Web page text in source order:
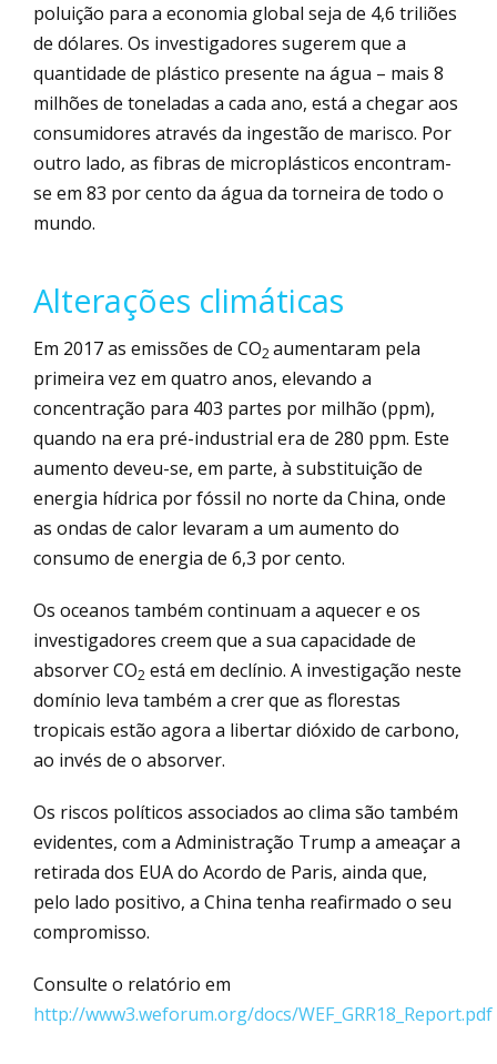
poluição para a economia global seja de 4,6 triliões
de dólares. Os investigadores sugerem que a
quantidade de plástico presente na água – mais 8
milhões de toneladas a cada ano, está a chegar aos
consumidores através da ingestão de marisco. Por
outro lado, as fibras de microplásticos encontram-
se em 83 por cento da água da torneira de todo o
mundo.
Alterações climáticas
Em 2017 as emissões de CO2aumentaram pela
primeira vez em quatro anos, elevando a
concentração para 403 partes por milhão (ppm),
quando na era pré-industrial era de 280 ppm. Este
aumento deveu-se, em parte, à substituição de
energia hídrica por fóssil no norte da China, onde
as ondas de calor levaram a um aumento do
consumo de energia de 6,3 por cento.
Os oceanos também continuam a aquecer e os
investigadores creem que a sua capacidade de
absorver CO2 está em declínio. A investigação neste
domínio leva também a crer que as florestas
tropicais estão agora a libertar dióxido de carbono,
ao invés de o absorver.
Os riscos políticos associados ao clima são também
evidentes, com a Administração Trump a ameaçar a
retirada dos EUA do Acordo de Paris, ainda que,
pelo lado positivo, a China tenha reafirmado o seu
compromisso.
Consulte o relatório em
http://www3.weforum.org/docs/WEF_GRR18_Report.pdf